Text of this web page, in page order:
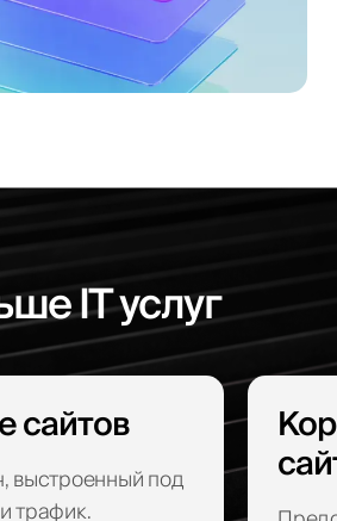
IT услуг
сайтов
выстроенный под
трафик.